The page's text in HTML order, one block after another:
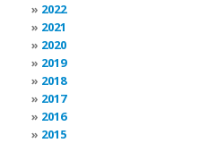
2022
2021
2020
2019
2018
2017
2016
2015